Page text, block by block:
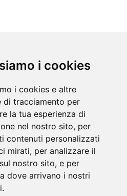
i cookies
i cookies e altre
di tracciamento per
la tua esperienza di
nel nostro sito, per
contenuti personalizzati
mirati, per analizzare il
nostro sito, e per
dove arrivano i nostri